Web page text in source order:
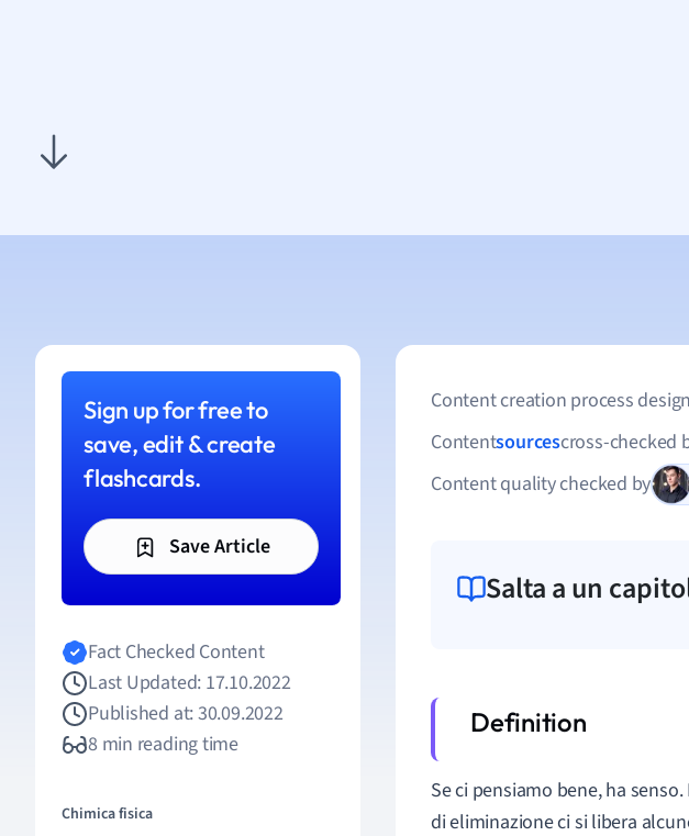
Sign up for free to
save, edit & create
flashcards.
Save Article
Fact Checked Content
Last Updated: 17.10.2022
Published at: 30.09.2022
8 min reading time
Chimica fisica
Content creation process
Contentsourcescross-checked
Content quality checked by
Salta a un
Se ci pensiamo bene, ha
di eliminazione ci si libera